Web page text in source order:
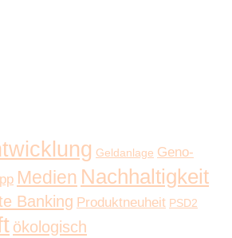
Geldanlage Geno-
Medien Nachhaltigkeit
Banking Produktneuheit PSD2
ökologisch